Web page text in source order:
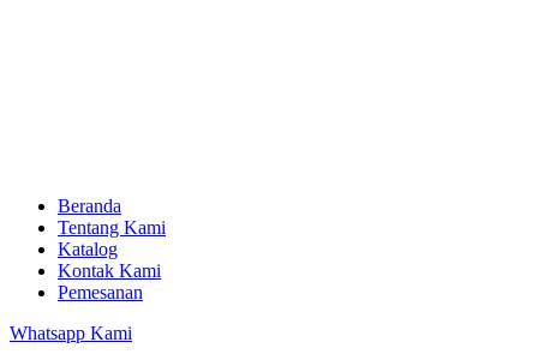
Beranda
Tentang Kami
Katalog
Kontak Kami
Pemesanan
Whatsapp Kami